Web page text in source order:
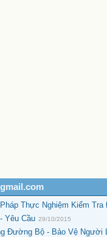
Thực Nghiệm Kiểm
Yêu Cầu 29/10/2015
Đường Bộ - Bảo Vệ